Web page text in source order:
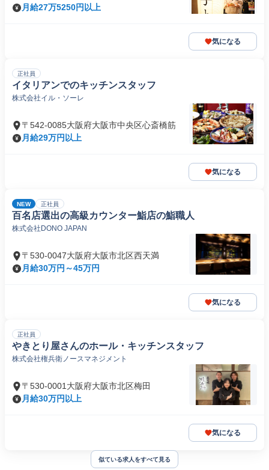
月給27万5250円以上
気になる
正社員
イタリアンでのキッチンスタッフ
株式会社イル・ソーレ
〒542-0085大阪府大阪市中央区心斎橋筋
月給29万円以上
気になる
NEW 正社員
百名店選出の高級カウンター鮨店の鮨職人
株式会社DONO JAPAN
〒530-0047大阪府大阪市北区西天満
月給30万円～45万円
気になる
正社員
やきとり屋さんのホール・キッチンスタッフ
株式会社権兵衛ノースマネジメント
〒530-0001大阪府大阪市北区梅田
月給30万円以上
気になる
似ている求人をすべて見る